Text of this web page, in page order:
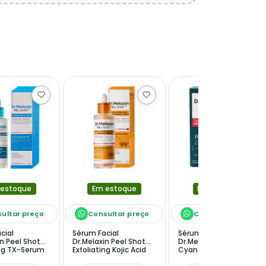
preço
Peel Shot
TX-Serum
Em estoque
Consultar preço
Sérum Facial
Dr.Melaxin Peel Shot
Exfoliating Kojic Acid
Em estoque
Consultar preço
Sérum Facial
Dr.Melaxin Cemenrete
Cyano Pink Spicule de